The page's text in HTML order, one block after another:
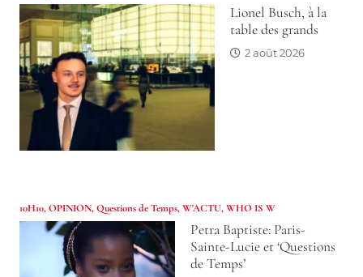
Lionel Busch, à la
table des grands
2 août 2026
10H10,OPINION,Questions de Temps,W'ACTU,WHO IS W
Petra Baptiste: Paris-
Sainte-Lucie et ‘Questions
de Temps’